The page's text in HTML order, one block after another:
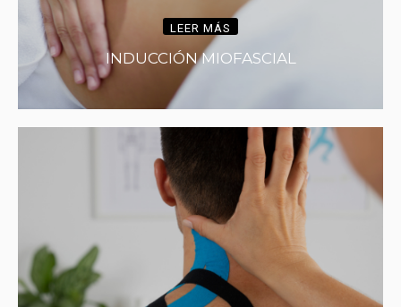
LEER MÁS
INDUCCIÓN MIOFASCIAL